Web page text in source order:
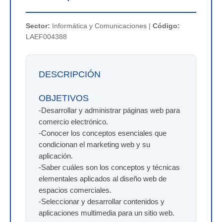
Sector: Informática y Comunicaciones | Código:
LAEF004388
DESCRIPCIÓN
OBJETIVOS
-Desarrollar y administrar páginas web para
comercio electrónico.
-Conocer los conceptos esenciales que
condicionan el marketing web y su
aplicación.
-Saber cuáles son los conceptos y técnicas
elementales aplicados al diseño web de
espacios comerciales.
-Seleccionar y desarrollar contenidos y
aplicaciones multimedia para un sitio web.